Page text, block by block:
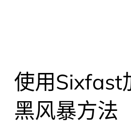
使用Sixfast
黑风暴方法